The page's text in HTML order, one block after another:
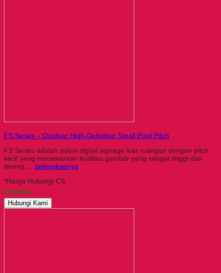
FS Series – Outdoor High-Definition Small Pixel Pitch
FS Series adalah solusi digital signage luar ruangan dengan pitch
kecil yang menawarkan kualitas gambar yang sangat tinggi dan
terang,… selengkapnya
*Harga Hubungi CS
Tersedia
Hubungi Kami